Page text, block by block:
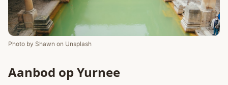
Photo by Shawn on Unsplash
Aanbod op Yurnee